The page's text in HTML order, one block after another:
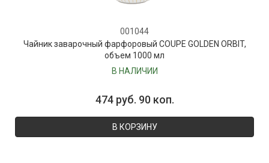
001044
Чайник заварочный фарфоровый COUPE GOLDEN ORBIT,
объем 1000 мл
В НАЛИЧИИ
474 руб. 90 коп.
В КОРЗИНУ